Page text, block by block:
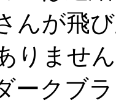
んが飛
りませ
ークブ